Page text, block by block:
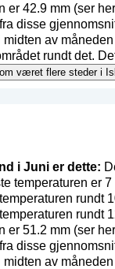
er 42.9 mm (ser
disse
midten av
rundt det.
været flere steder i
i Juni er dette:
temperaturen er
rundt
er 51.2 mm (ser
disse
midten av